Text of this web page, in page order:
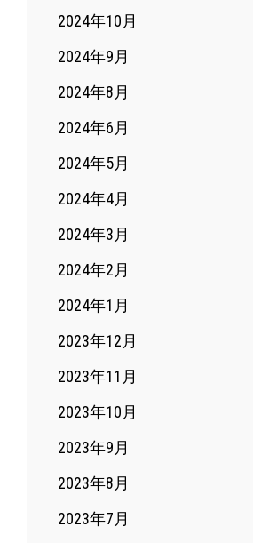
2024年10月
2024年9月
2024年8月
2024年6月
2024年5月
2024年4月
2024年3月
2024年2月
2024年1月
2023年12月
2023年11月
2023年10月
2023年9月
2023年8月
2023年7月